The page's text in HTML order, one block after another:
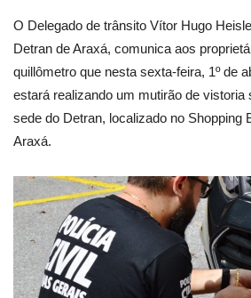
O Delegado de trânsito Vítor Hugo
Detran de Araxá, comunica aos
quillômetro que nesta sexta-feira, 1º de
estará realizando um mutirão de vistoria
sede do Detran, localizado no Shopping
Araxá.